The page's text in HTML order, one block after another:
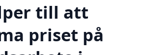
till att
priset på